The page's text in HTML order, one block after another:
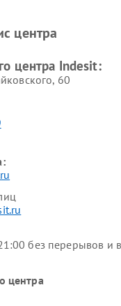
Indesit
центра
центра Indesit:
60
без перерывов и
центра